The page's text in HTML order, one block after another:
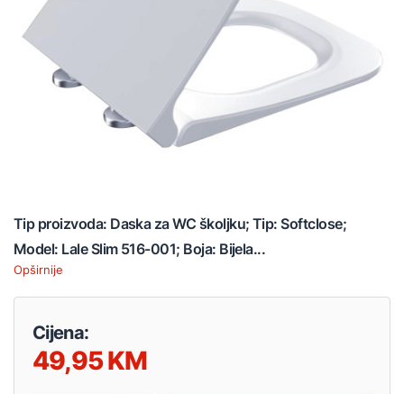
Tip proizvoda: Daska za WC školjku; Tip: Softclose;
Model: Lale Slim 516-001; Boja: Bijela...
Opširnije
Cijena:
49,95